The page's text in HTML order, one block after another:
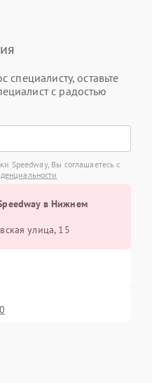
специалисту, оставьте
с радостью
Speedway, Вы соглашаетесь с
в Нижнем
улица, 15